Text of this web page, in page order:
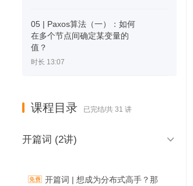
05 | Paxos算法（一）：如何
在多个节点间确定某变量的
值？
时长 13:07
课程目录 已完结/共 31 讲
开篇词 (2讲) 
开篇词 | 想成为分布式高手？那